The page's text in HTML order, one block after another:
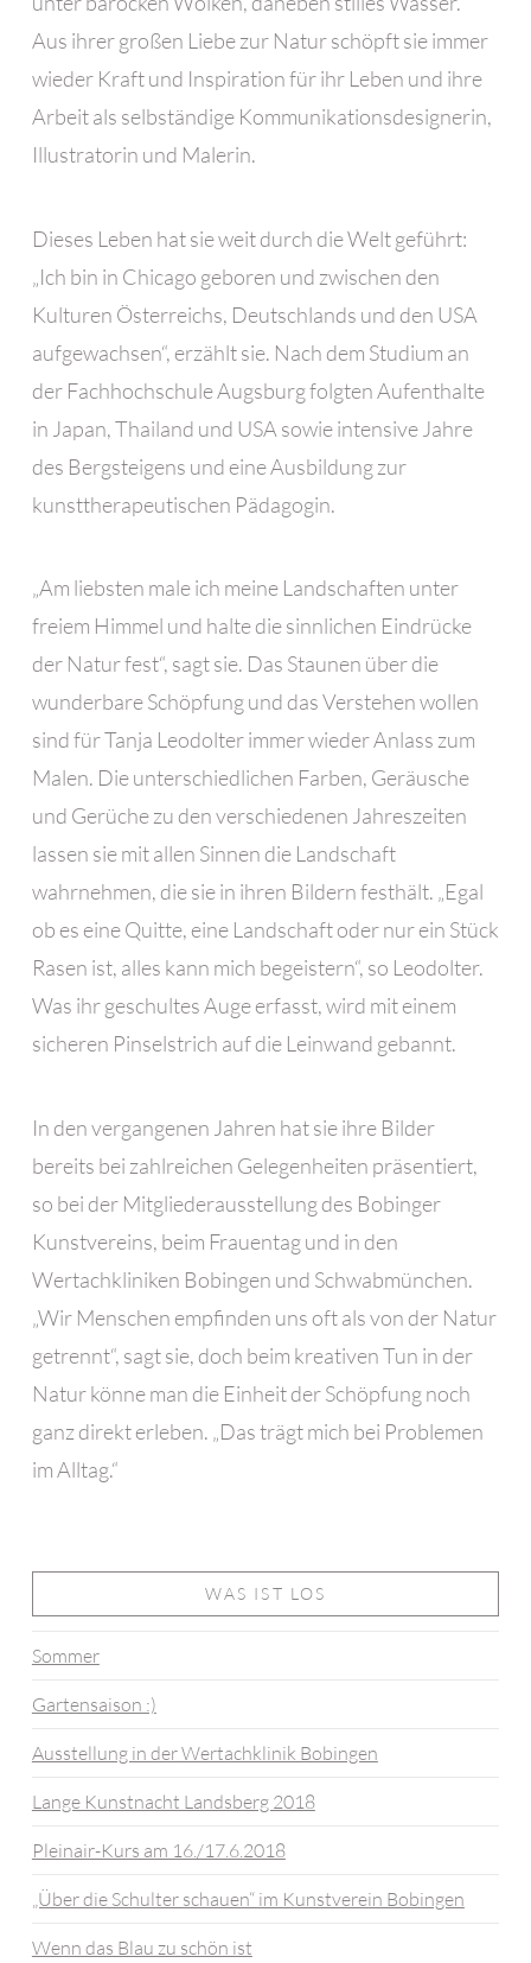
Aus ihrer großen Liebe zur Natur schöpft sie immer
wieder Kraft und Inspiration für ihr Leben und ihre
Arbeit als selbständige Kommunikationsdesignerin,
Illustratorin und Malerin.
Dieses Leben hat sie weit durch die Welt geführt:
„Ich bin in Chicago geboren und zwischen den
Kulturen Österreichs, Deutschlands und den USA
aufgewachsen“, erzählt sie. Nach dem Studium an
der Fachhochschule Augsburg folgten Aufenthalte
in Japan, Thailand und USA sowie intensive Jahre
des Bergsteigens und eine Ausbildung zur
kunsttherapeutischen Pädagogin.
„Am liebsten male ich meine Landschaften unter
freiem Himmel und halte die sinnlichen Eindrücke
der Natur fest“, sagt sie. Das Staunen über die
wunderbare Schöpfung und das Verstehen wollen
sind für Tanja Leodolter immer wieder Anlass zum
Malen. Die unterschiedlichen Farben, Geräusche
und Gerüche zu den verschiedenen Jahreszeiten
lassen sie mit allen Sinnen die Landschaft
wahrnehmen, die sie in ihren Bildern festhält. „Egal
ob es eine Quitte, eine Landschaft oder nur ein Stück
Rasen ist, alles kann mich begeistern“, so Leodolter.
Was ihr geschultes Auge erfasst, wird mit einem
sicheren Pinselstrich auf die Leinwand gebannt.
In den vergangenen Jahren hat sie ihre Bilder
bereits bei zahlreichen Gelegenheiten präsentiert,
so bei der Mitgliederausstellung des Bobinger
Kunstvereins, beim Frauentag und in den
Wertachkliniken Bobingen und Schwabmünchen.
„Wir Menschen empfinden uns oft als von der Natur
getrennt“, sagt sie, doch beim kreativen Tun in der
Natur könne man die Einheit der Schöpfung noch
ganz direkt erleben. „Das trägt mich bei Problemen
im Alltag.“
WAS IST LOS
Sommer
Gartensaison :)
Ausstellung in der Wertachklinik Bobingen
Lange Kunstnacht Landsberg 2018
Pleinair-Kurs am 16./17.6.2018
„Über die Schulter schauen“ im Kunstverein Bobingen
Wenn das Blau zu schön ist